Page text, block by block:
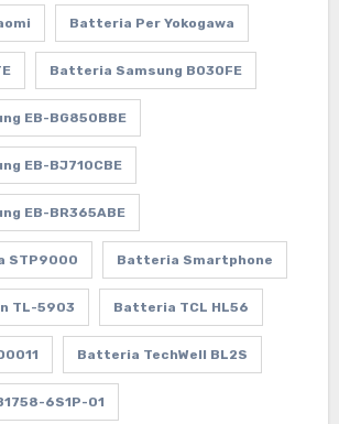
Batteria Per Yokogawa
Batteria Samsung B030FE
EB-BG850BBE
EB-BJ710CBE
EB-BR365ABE
STP9000 Batteria Smartphone
TL-5903 Batteria TCL HL56
Batteria TechWell BL2S
6S1P-01